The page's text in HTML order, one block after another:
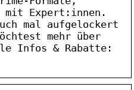
mit Expert:innen.
mal aufgelockert
mehr über
Infos & Rabatte: